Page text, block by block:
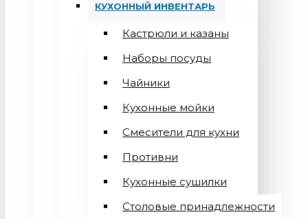
КУХОННЫЙ ИНВЕНТАРЬ
Кастрюли и казаны
Наборы посуды
Чайники
Кухонные мойки
Смесители для кухни
Противни
Кухонные сушилки
Столовые принадлежности